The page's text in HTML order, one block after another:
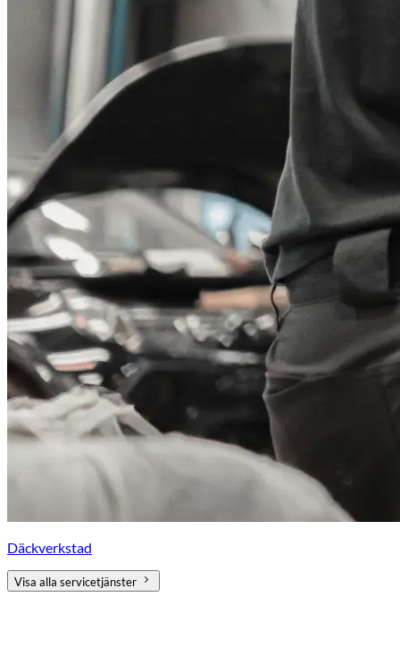
Däckverkstad
Visa alla servicetjänster